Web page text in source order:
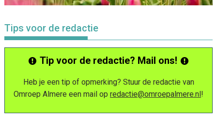
Tips voor de redactie
Tip voor de redactie? Mail ons!
Heb je een tip of opmerking? Stuur de redactie van
Omroep Almere een mail op redactie@omroepalmere.nl!